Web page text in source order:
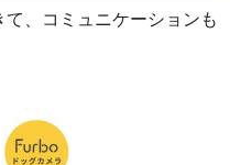
、コミュニケーションも